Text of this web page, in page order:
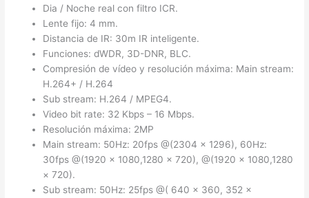
Dia / Noche real con filtro ICR.
Lente fijo: 4 mm.
Distancia de IR: 30m IR inteligente.
Funciones: dWDR, 3D-DNR, BLC.
Compresión de vídeo y resolución máxima: Main stream:
H.264+ / H.264
Sub stream: H.264 / MPEG4.
Video bit rate: 32 Kbps – 16 Mbps.
Resolución máxima: 2MP
Main stream: 50Hz: 20fps @(2304 × 1296), 60Hz:
30fps @(1920 × 1080,1280 × 720), @(1920 × 1080,1280
× 720).
Sub stream: 50Hz: 25fps @( 640 × 360, 352 ×